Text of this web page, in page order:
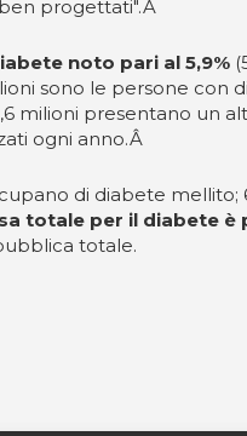
progettati".Â
noto pari al 5,9%
sono le persone con
presentano un
ogni anno.Â
di diabete
totale per il diabete
totale.